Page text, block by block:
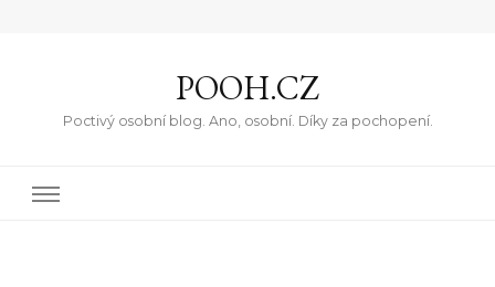
POOH.CZ
Poctivý osobní blog. Ano, osobní. Díky za pochopení.